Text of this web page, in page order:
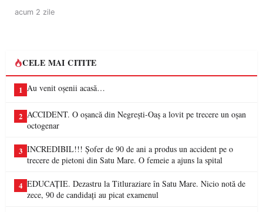
acum 2 zile
CELE MAI CITITE
1 Au venit oșenii acasă…
2 ACCIDENT. O oșancă din Negrești-Oaș a lovit pe trecere un oșan
octogenar
3 INCREDIBIL!!! Șofer de 90 de ani a produs un accident pe o
trecere de pietoni din Satu Mare. O femeie a ajuns la spital
4 EDUCAȚIE. Dezastru la Titluraziare în Satu Mare. Nicio notă de
zece, 90 de candidați au picat examenul